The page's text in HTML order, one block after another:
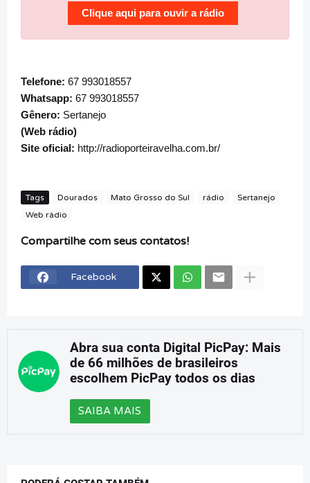
Clique aqui para ouvir a rádio
Telefone: 67 993018557
Whatsapp: 67 993018557
Gênero: Sertanejo
(Web rádio)
Site oficial: http://radioporteiravelha.com.br/
Tags Dourados Mato Grosso do Sul rádio
Sertanejo
Web rádio
Compartilhe com seus contatos!
Facebook
Abra sua conta Digital PicPay: Mais
de 66 milhões de brasileiros
escolhem PicPay todos os dias
SAIBA MAIS